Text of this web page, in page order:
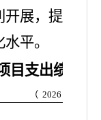
开展，提
平。
目支出绩效目
（ 2026